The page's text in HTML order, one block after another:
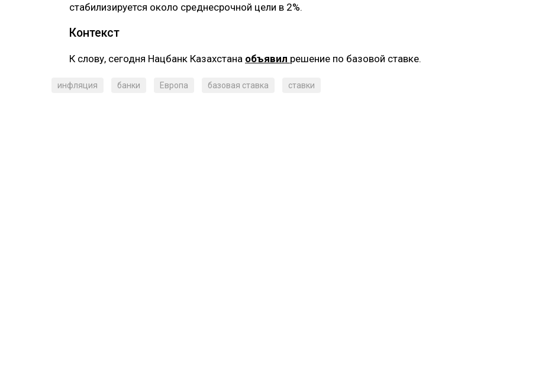
стабилизируется около среднесрочной цели в 2%.
Контекст
К слову, сегодня Нацбанк Казахстана объявил решение по базовой ставке.
инфляция банки Европа базовая ставка ставки